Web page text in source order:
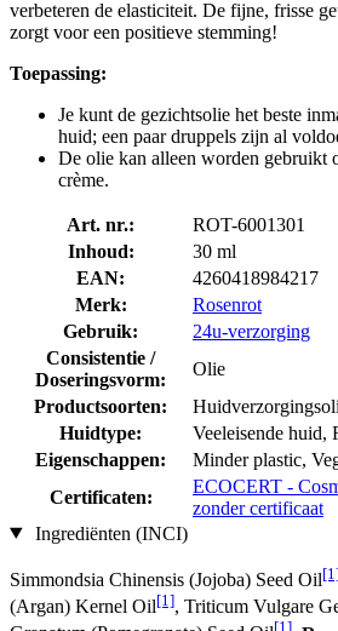
verbeteren de elasticiteit. De fijne, frisse
zorgt voor een positieve stemming!
Toepassing:
Je kunt de gezichtsolie het beste
huid; een paar druppels zijn al
De olie kan alleen worden gebruikt
crème.
Art. nr.:
ROT-6001301
Inhoud:
30 ml
EAN:
4260418984217
Merk:
Rosenrot
Gebruik:
24u-verzorging
Consistentie /
Doseringsvorm:
Olie
Productsoorten:
Huidtype:
Veeleisende huid,
Eigenschappen:
Minder plastic,
Certificaten:
ECOCERT -
zonder certificaat
Ingrediënten (INCI)
Simmondsia Chinensis (Jojoba) Seed Oil
(Argan) Kernel Oil[1], Triticum Vulgare
[1]